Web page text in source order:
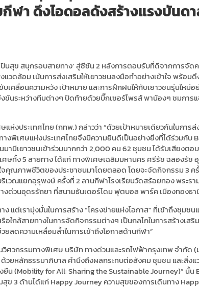
า ดึงไอดอลดังสร้างแรงบันดา
นสุข สนุกรอบสายทาง’ สู่ซีซัน 2 หลังการตอบรับที่ดีจากการจัด
ดล้อม เน้นการส่งเสริมให้เยาวชนลงมือทำอย่างเข้าใจ พร้อม
ลื่อนความหวัง เป้าหมาย และการฝึกฝนให้กับเยาวชนรุ่นใหม่อ
นระหว่างทีมต่างๆ ปิดท้ายด้วยบิ๊กเซอร์ไพรส์ พาน้องๆ ชมการ
งประเทศไทย (กทพ.) กล่าวว่า “ด้วยเป้าหมายเดียวกันในการส่
พิเศษแห่งประเทศไทยจึงมีความยินดีเป็นอย่างยิ่งที่ได้ร่วมกับ
มีเยาวชนเข้าร่วมมากกว่า 2,000 คน 62 ชุมชน ได้รับเสียงตอ
ษทั้ง 5 สายทาง ได้แก่ ทางพิเศษเฉลิมมหานคร ศรีรัช ฉลองรัช
จคุณภาพชีวิตของประชาชนมาโดยตลอด โดยจะจัดกิจกรรม 3 ค
วณแยกอุรุพงษ์ ครั้งที่ 2 ลานกีฬาโรงเรียนวัดสร้อยทอง พระรา
ด่วนอุดรรัถยา ที่สนามธันเดอร์โดม ฟุตบอล พาร์ค เมืองทองธา
ต่เรามุ่งมั่นในการสร้าง “โครงข่ายแห่งโอกาส” ที่เข้าถึงชุมชน
ใกล้สายทางในการจัดกิจกรรมต่างๆ เป็นกลไกในการสร้างเส
ลดความเหลื่อมล้ำในการเข้าถึงโอกาสด้านกีฬา”
ศวกรรมทางพิเศษ บริษัท ทางด่วนและรถไฟฟ้ากรุงเทพ จำกัด
ด้วยหลักธรรมาภิบาล คำนึงถึงผลกระทบต่อสังคม ชุมชน และสิ่ง
น (Mobility for All: Sharing the Sustainable Journey)” นั้น
ข 3 ด้านได้แก่ Happy Journey ความสุขของการเดินทาง